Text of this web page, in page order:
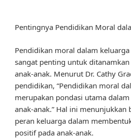
Pentingnya Pendidikan Moral
Pendidikan moral dalam
sangat penting untuk
anak-anak. Menurut Dr. Cathy
pendidikan, “Pendidikan moral
merupakan pondasi utama
anak-anak.” Hal ini menunjukkan
peran keluarga dalam
positif pada anak-anak.